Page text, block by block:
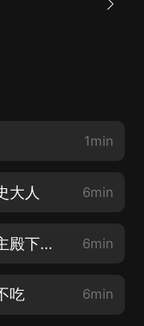
1min
大人 6min
暮雲深處相思儘 第二章-公主殿下生病了 6min
吃 6min